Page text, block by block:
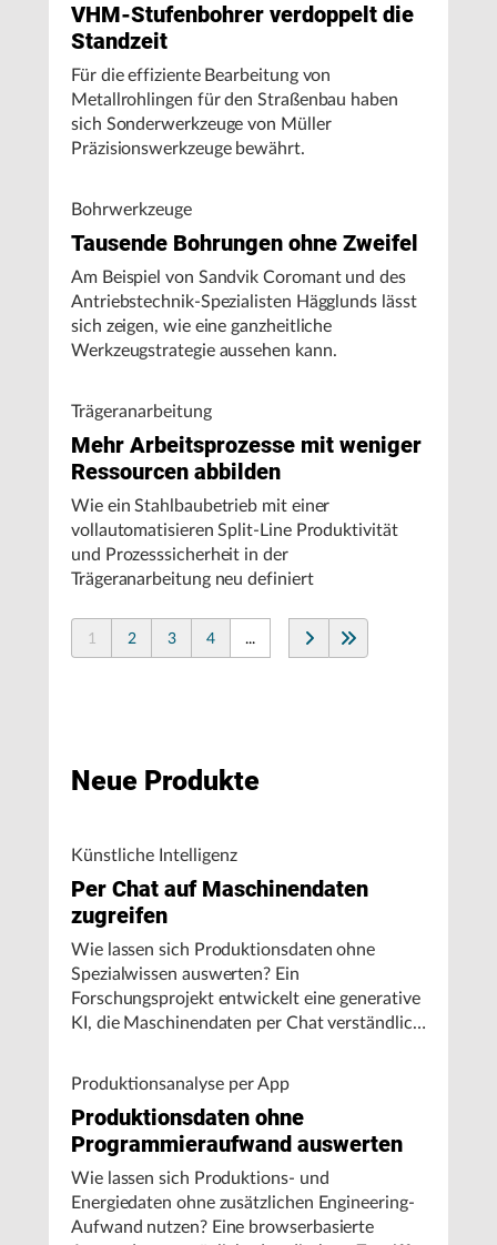
VHM-Stufenbohrer verdoppelt die
Standzeit
Für die effiziente Bearbeitung von
Metallrohlingen für den Straßenbau haben
sich Sonderwerkzeuge von Müller
Präzisionswerkzeuge bewährt.
Bohrwerkzeuge
Tausende Bohrungen ohne Zweifel
Am Beispiel von Sandvik Coromant und des
Antriebstechnik-Spezialisten Hägglunds lässt
sich zeigen, wie eine ganzheitliche
Werkzeugstrategie aussehen kann.
Trägeranarbeitung
Mehr Arbeitsprozesse mit weniger
Ressourcen abbilden
Wie ein Stahlbaubetrieb mit einer
vollautomatisieren Split-Line Produktivität
und Prozesssicherheit in der
Trägeranarbeitung neu definiert
1 2 3 4 ...
Neue Produkte
Künstliche Intelligenz
Per Chat auf Maschinendaten
zugreifen
Wie lassen sich Produktionsdaten ohne
Spezialwissen auswerten? Ein
Forschungsprojekt entwickelt eine generative
KI, die Maschinendaten per Chat verständlich
Produktionsanalyse per App
Produktionsdaten ohne
Programmieraufwand auswerten
Wie lassen sich Produktions- und
Energiedaten ohne zusätzlichen Engineering-
Aufwand nutzen? Eine browserbasierte